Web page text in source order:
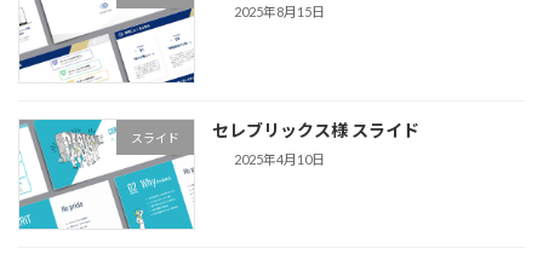
2025年8月15日
スライド セレブリックス様 スライド
2025年4月10日